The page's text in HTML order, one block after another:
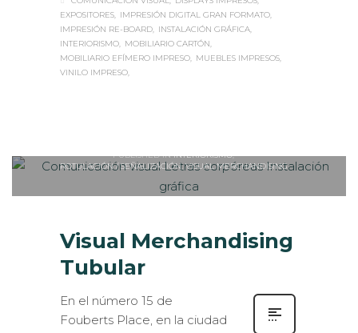
EXPOSITORES
IMPRESIÓN DIGITAL GRAN FORMATO
IMPRESIÓN RE-BOARD
INSTALACIÓN GRÁFICA
INTERIORISMO
MOBILIARIO CARTÓN
MOBILIARIO EFÍMERO IMPRESO
MUEBLES IMPRESOS
VINILO IMPRESO
PUBLISHED IN INTERIORISMO,
ROTULACIÓN / SEÑALIZACIÓN,VISUAL MERCHANDISING
Visual Merchandising
Tubular
En el número 15 de
Fouberts Place, en la ciudad